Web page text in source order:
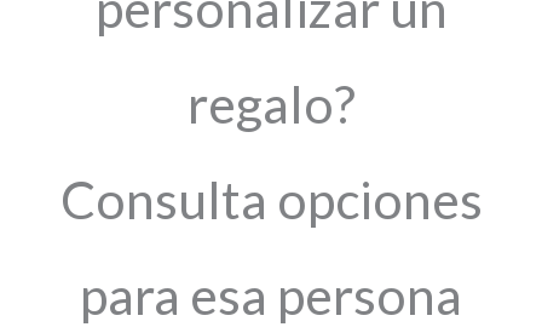
regalo?
Consulta opciones
para esa persona